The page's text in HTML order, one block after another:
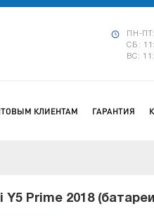
ПН-
СБ:
ВС:
КЛИЕНТАМ ГАРАНТИЯ
Prime 2018